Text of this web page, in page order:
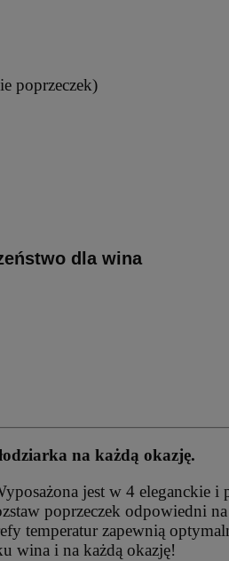
poprzeczek)
dla wina
na każdą okazję.
jest w 4 eleganckie
poprzeczek odpowiedni
temperatur zapewnią
wina i na każdą okazję!